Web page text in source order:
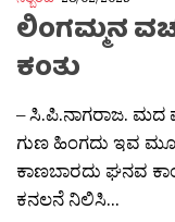
ಲಿಂಗಮ್ಮನ
ಕಂತು
– ಸಿ.ಪಿ.ನಾಗರಾಜ. ಮದ
ಗುಣ ಹಿಂಗದು ಇವ
ಕಾಣಬಾರದು ಘನವ
ಕನಲನೆ ನಿಲಿಸಿ...